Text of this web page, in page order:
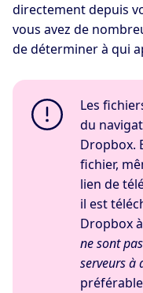
directement depuis
vous avez de
de déterminer à qui
Les
du
Dropbox.
fichier,
lien de
il est
Dropbox
ne sont
serveurs à